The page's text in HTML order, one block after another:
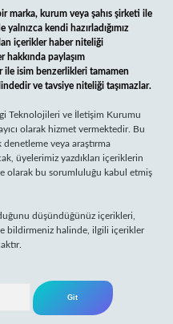
marka, kurum veya şahıs şirketi ile
kendi hazırladığımız
içerikler haber niteliği
hakkında paylaşım
ile isim benzerlikleri tamamen
ve tavsiye niteliği taşımazlar.
Teknolojileri ve İletişim Kurumu
olarak hizmet vermektedir. Bu
veya araştırma
üyelerimiz yazdıkları içeriklerin
olarak bu sorumluluğu kabul etmiş
düşündüğünüz içerikleri,
bildirmeniz halinde, ilgili içerikler